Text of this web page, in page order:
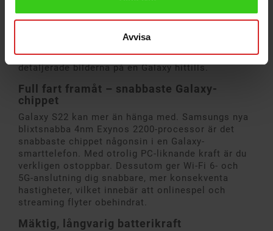
Avvisa
bredare optiska bildstabiliseringen (OIS) håller din
bild stabil och Adaptive Pixel-tekniken använder
vidvinkelobjektivet för att kombinera två resultat
för att fånga de ljusaste, tydligaste och mest
detaljerade bilderna på en Galaxy hittills.
Full fart framåt – snabbaste Galaxy-
chippet
Galaxy S22 kan mer än hänga med. Samsungs nya
blixtsnabba 4nm Exynos 2200-processor är det
snabbaste chippet någonsin i en Galaxy-
smarttelefon. Med otrolig PC-liknande kraft är du
verkligen ostoppbar. Dessutom ger Wi-Fi 6- och
5G-anslutning dig snabbare, mer konsekventa
hastigheter, vilket innebär att onlinespel och
streaming flyter obehindrat.
Mäktig, långvarig batterikraft